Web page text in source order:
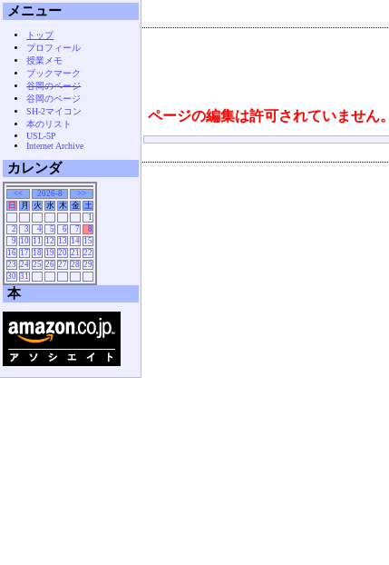
ページの編集は許可されていません。
メニュー
トップ
プロフィール
授業メモ
ブックマーク
谷岡のページ
谷岡のページ
SH-2マイコン
本のリスト
USL-5P
Internet Archive
カレンダ
<< 2026-8
>>
日
月 火 水 木 金
土
1
2
3 4 5 6 7
8
9 10 11 12 13 14 15
16 17 18 19 20 21
22
23 24 25 26 27 28 29
30 31
本